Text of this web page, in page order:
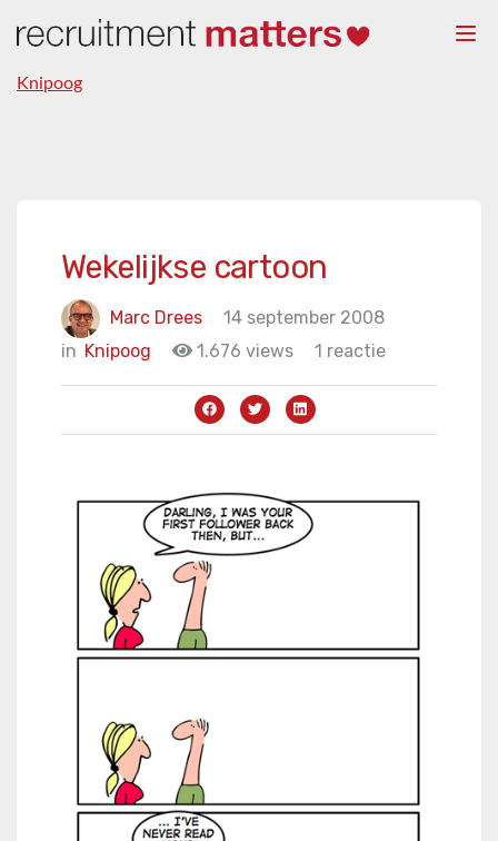
Knipoog
Wekelijkse cartoon
Marc Drees
14 september 2008
in Knipoog 1.676 views 1 reactie